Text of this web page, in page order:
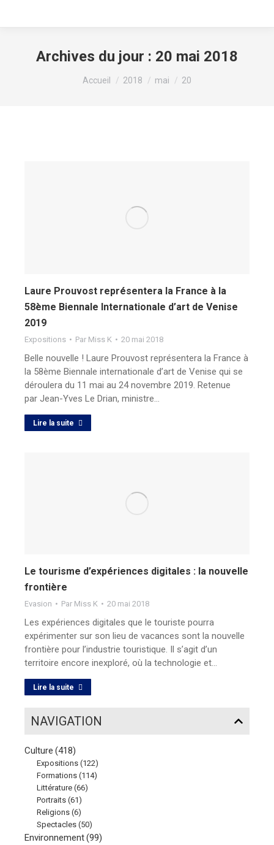
Archives du jour : 20 mai 2018
Vous êtes ici :
Accueil 2018 mai 20
Laure Prouvost représentera la France à la
58ème Biennale Internationale d’art de Venise
2019
Expositions Par Miss K 20 mai 2018
Belle nouvelle ! Laure Prouvost représentera la France à
la 58ème Biennale internationale d’art de Venise qui se
déroulera du 11 mai au 24 novembre 2019. Retenue
par Jean-Yves Le Drian, ministre…
Lire la suite
Le tourisme d’expériences digitales : la nouvelle
frontière
Evasion Par Miss K 20 mai 2018
Les expériences digitales que le touriste pourra
expérimenter sur son lieu de vacances sont la nouvelle
frontière pour l’industrie touristique. Il s’agit d’un
territoire encore inexploré, où la technologie et…
Lire la suite
NAVIGATION
Culture (418)
Expositions (122)
Formations (114)
Littérature (66)
Portraits (61)
Religions (6)
Spectacles (50)
Environnement(99)